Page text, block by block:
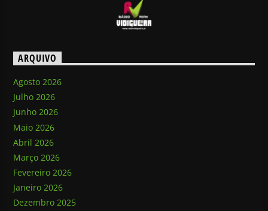
ARQUIVO
Agosto 2026
Julho 2026
Junho 2026
Maio 2026
Abril 2026
Março 2026
Fevereiro 2026
Janeiro 2026
Dezembro 2025